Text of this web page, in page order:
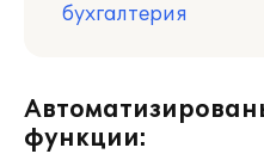
бухгалтерия
функции: